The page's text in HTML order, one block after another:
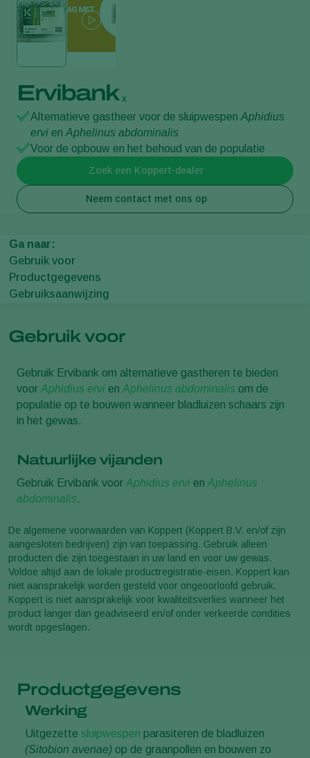
Ervibank x
Alternatieve gastheer voor de sluipwespen Aphidius
ervi en Aphelinus abdominalis
Voor de opbouw en het behoud van de populatie
Zoek een Koppert-dealer
Neem contact met ons op
Ga naar:
Gebruik voor
Productgegevens
Gebruiksaanwijzing
Gebruik voor
Gebruik Ervibank om alternatieve gastheren te bieden
voor Aphidius ervi en Aphelinus abdominalis om de
populatie op te bouwen wanneer bladluizen schaars zijn
in het gewas.
Natuurlijke vijanden
Gebruik Ervibank voor Aphidius ervi en Aphelinus
abdominalis.
De algemene voorwaarden van Koppert (Koppert B.V. en/of zijn
aangesloten bedrijven) zijn van toepassing. Gebruik alleen
producten die zijn toegestaan in uw land en voor uw gewas.
Voldoe altijd aan de lokale productregistratie-eisen. Koppert kan
niet aansprakelijk worden gesteld voor ongeoorloofd gebruik.
Koppert is niet aansprakelijk voor kwaliteitsverlies wanneer het
product langer dan geadviseerd en/of onder verkeerde condities
wordt opgeslagen.
Productgegevens
Werking
Uitgezette sluipwespen parasiteren de bladluizen
(Sitobion avenae) op de graanpollen en bouwen zo